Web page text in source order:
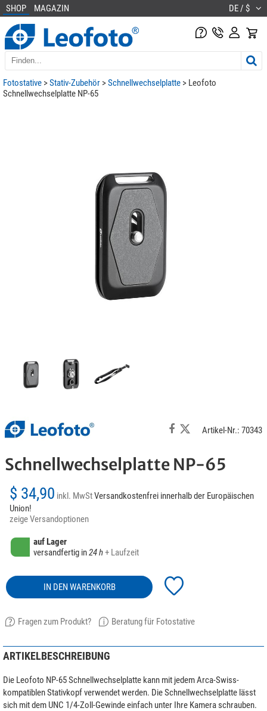
SHOP MAGAZIN DE / $
Fotostative >Stativ-Zubehör >Schnellwechselplatte > Leofoto
Schnellwechselplatte NP-65
Artikel-Nr.: 70343
Schnellwechselplatte NP-65
$ 34,90 inkl. MwStVersandkostenfrei innerhalb der Europäischen
Union!
zeige Versandoptionen
auf Lager
versandfertig in24 h+ Laufzeit
IN DEN WARENKORB
Fragen zum Produkt? Beratung für Fotostative
ARTIKELBESCHREIBUNG
Die Leofoto NP-65 Schnellwechselplatte kann mit jedem Arca-Swiss-
kompatiblen Stativkopf verwendet werden. Die Schnellwechselplatte lässt
sich mit dem UNC 1/4-Zoll-Gewinde einfach unter Ihre Kamera schrauben.